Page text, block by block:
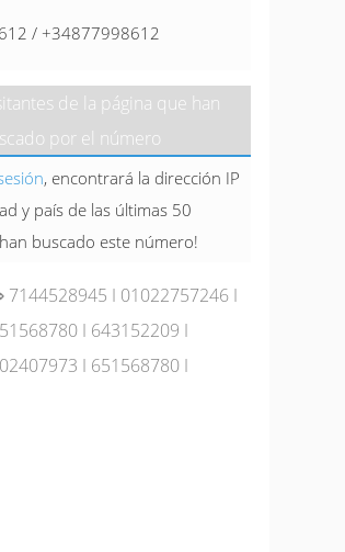
/ +34877998612
de la página que han
por el número
, encontrará la dirección IP
y país de las últimas 50
buscado este número!
7144528945 I 01022757246 I
I 643152209 I
I 651568780 I